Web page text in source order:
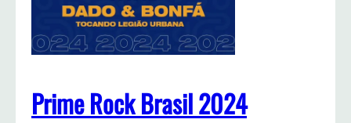
Prime Rock Brasil 2024